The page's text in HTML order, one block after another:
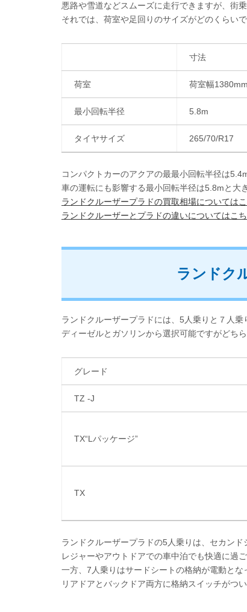
悪路や雪道などスムーズに走行できますが、街
それでは、荷室や足回りのサイズがどのくらい
寸法
荷室 荷室幅
最小回転半径 5.8m
タイヤサイズ 265/70/R17
コンパクトカーのアクアの最最小回転半径は
車の運転にも影響する最小回転半径は5.8mと大
ランドクルーザープラドの買取相場については
ランドクルーザーとプラドの違いについてはこ
ランドク
ランドクルーザープラドには、5人乗りと７人乗
ディーゼルとガソリンから選択可能ですがどち
グレード
TZ -J
TX“Lパッケージ”
TX
ランドクルーザープラドの5人乗りは、セカン
レジャーやアウトドアでの車中泊でも快適に過ご
一方、7人乗りはサードシートの格納が電動とな
リアドアとバックドア両方に格納スイッチがつ